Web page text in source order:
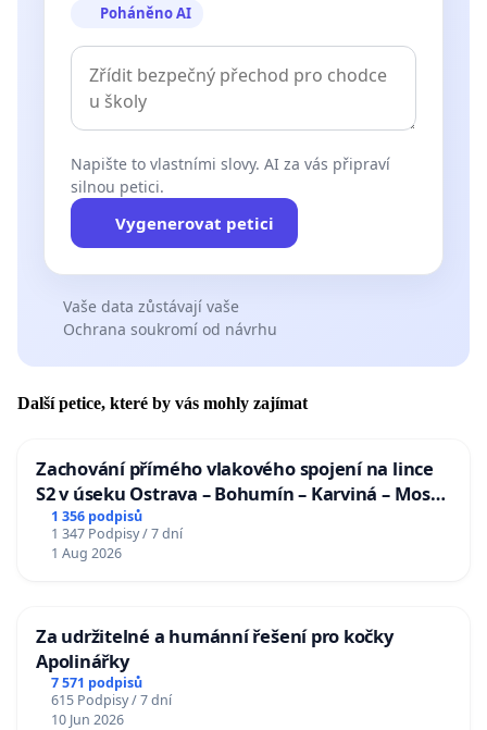
Poháněno AI
Napište to vlastními slovy. AI za vás připraví
silnou petici.
Vygenerovat petici
Vaše data zůstávají vaše
Ochrana soukromí od návrhu
Další petice, které by vás mohly zajímat
Zachování přímého vlakového spojení na lince
S2 v úseku Ostrava – Bohumín – Karviná – Mosty
u Jablunkova
1 356 podpisů
1 347 Podpisy / 7 dní
1 Aug 2026
Za udržitelné a humánní řešení pro kočky
Apolinářky
7 571 podpisů
615 Podpisy / 7 dní
10 Jun 2026